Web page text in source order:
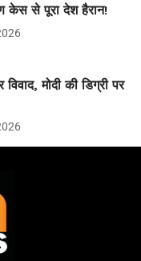
केस से पूरा देश हैरान!
मोदी की डिग्री पर